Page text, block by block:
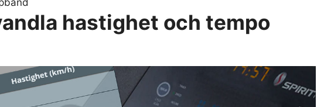
hastighet och tempo